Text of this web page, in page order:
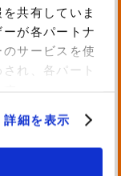
共有していま
が各パートナ
サービスを使
れ、各パート
詳細を表示
継続でき
準備しま
Gua
れる仕組
しながら
ていただ